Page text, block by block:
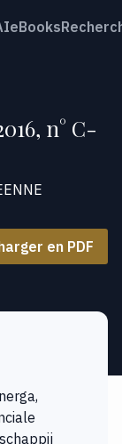
eBooks
n° C-
en PDF